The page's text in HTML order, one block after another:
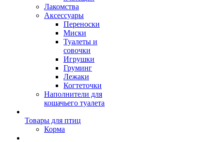
Лакомства
Аксессуары
Переноски
Миски
Туалеты и
совочки
Игрушки
Груминг
Лежаки
Когтеточки
Наполнители для
кошачьего туалета
Товары для птиц
Корма